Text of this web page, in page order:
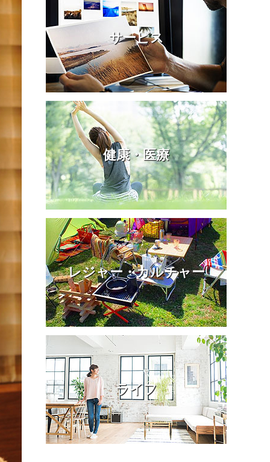
サービス
健康・医療
レジャー・カルチャー
ライフ